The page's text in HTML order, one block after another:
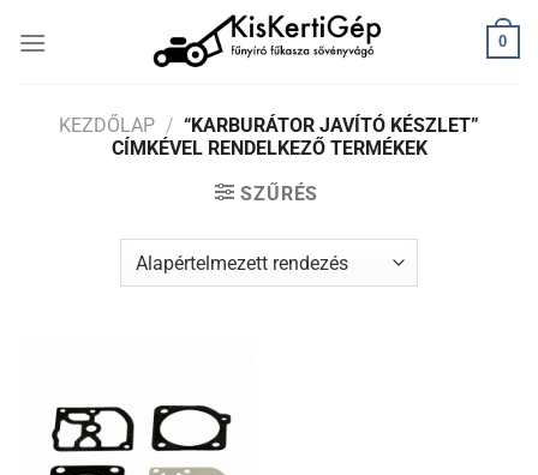
0
KEZDŐLAP / “KARBURÁTOR JAVÍTÓ KÉSZLET”
CÍMKÉVEL RENDELKEZŐ TERMÉKEK
SZŰRÉS